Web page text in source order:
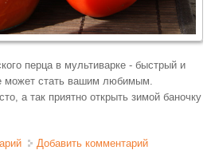
перца в мультиварке - быстрый и
может стать вашим любимым.
а так приятно открыть зимой баночку
в мультиварке
Добавить комментарий